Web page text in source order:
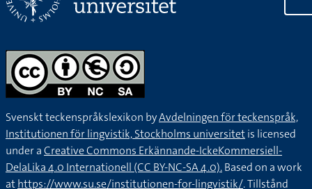
Svenskt teckenspråkslexikon byAvdelningen för teckenspråk,
Institutionen för lingvistik, Stockholms universitetis licensed
under aCreative Commons Erkännande-IckeKommersiell-
DelaLika 4.0 Internationell (CC BY-NC-SA 4.0).Based on a work
athttps://www.su.se/institutionen-for-lingvistik/. Tillstånd